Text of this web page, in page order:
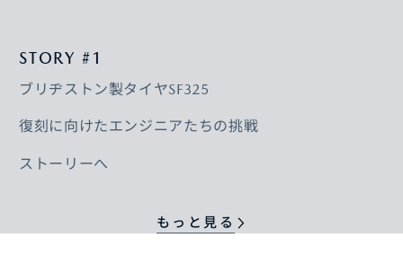
STORY #1
ブリヂストン製タイヤSF325
復刻に向けたエンジニアたちの挑戦
ストーリーへ
もっと見る